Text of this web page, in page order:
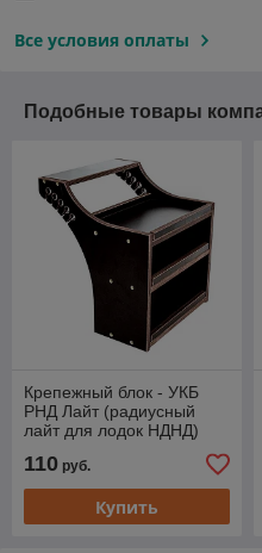
Все условия оплаты
Подобные товары
Крепежный блок - УКБ
РНД Лайт (радиусный
лайт для лодок НДНД)
110 руб.
Купить